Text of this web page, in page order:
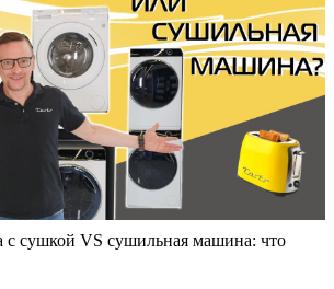
с сушкой VS сушильная машина: что